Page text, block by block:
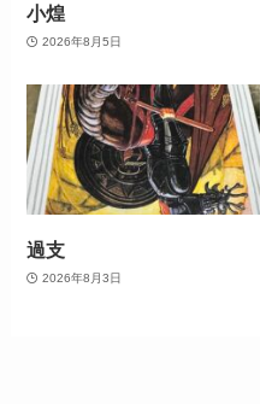
小煌
2026年8月5日
過支
2026年8月3日